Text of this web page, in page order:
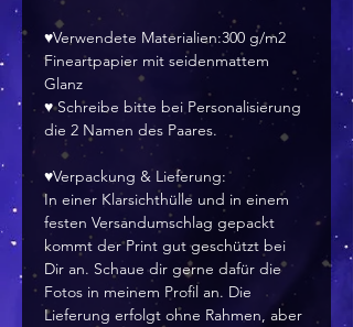
♥Verwendete Materialien:300 g/m2
Fineartpapier mit seidenmattem
Glanz
♥ Schreibe bitte bei Personalisierung
die 2 Namen des Paares.
♥Verpackung & Lieferung:
In einer Klarsichthülle und in einem
festen Versandumschlag gepackt
kommt der Print gut geschützt bei
Dir an. Schaue dir gerne dafür die
Fotos in meinem Profil an. Die
Lieferung erfolgt ohne Rahmen, aber